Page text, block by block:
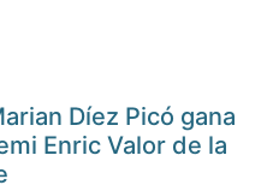
Díez Picó gana
Enric Valor de la